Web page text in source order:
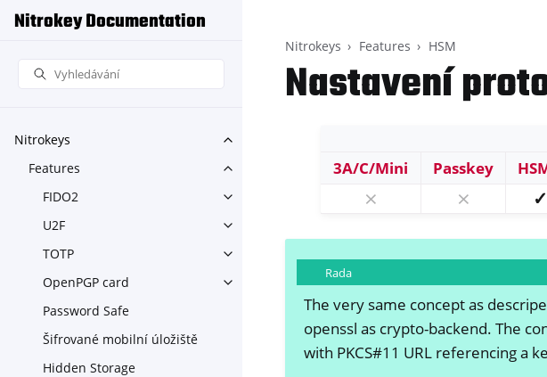
Nitrokey Documentation
Nitrokeys
Toggle navigation of Nitrokeys
Features
Toggle navigation of Features
FIDO2
Toggle navigation of FIDO2
U2F
Toggle navigation of U2F
TOTP
Toggle navigation of TOTP
OpenPGP card
Toggle navigation of OpenPGP card
Password Safe
Šifrované mobilní úložiště
Hidden Storage
Nitrokeys Features HSM
Nastavení
3A/C/Mini Passkey
⨯ ⨯ ✓
Rada
The very same concept as
openssl as crypto-backend. The
with PKCS#11 URL referencing a